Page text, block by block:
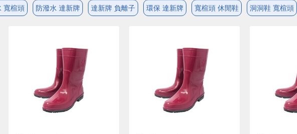
寬楦頭 防潑水 達新牌 達新牌 負離子 環保 達新牌 寬楦頭 休閒鞋 洞洞鞋 寬楦頭